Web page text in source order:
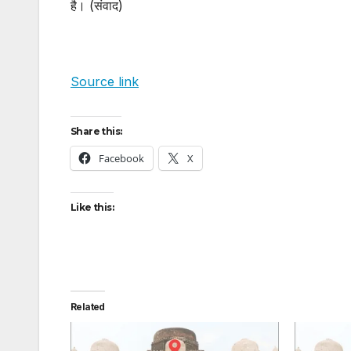
है। (संवाद)
Source link
Share this:
Facebook X
Like this:
Related